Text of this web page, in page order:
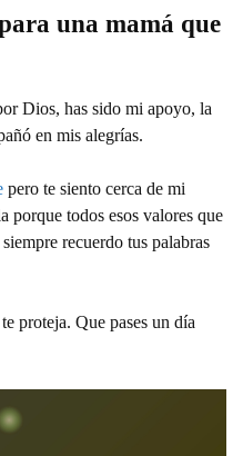
una mamá que
Dios, has sido mi apoyo, la
en mis alegrías.
pero te siento cerca de mi
porque todos esos valores que
recuerdo tus palabras
proteja. Que pases un día